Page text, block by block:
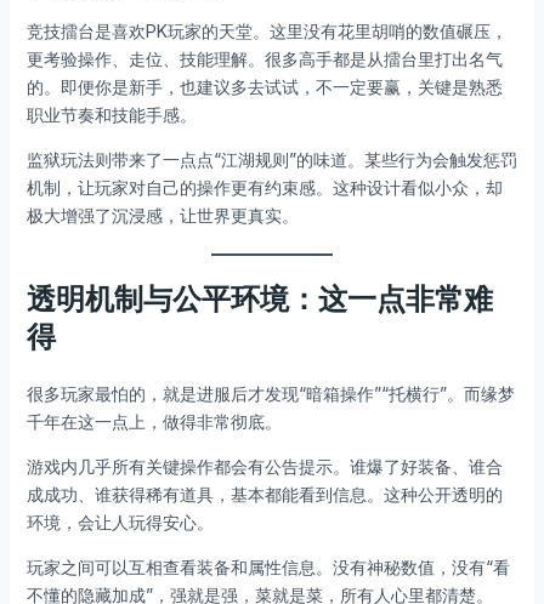
竞技擂台是喜欢PK玩家的天堂。这里没有花里胡哨的数值碾压，
更考验操作、走位、技能理解。很多高手都是从擂台里打出名气
的。即便你是新手，也建议多去试试，不一定要赢，关键是熟悉
职业节奏和技能手感。
监狱玩法则带来了一点点“江湖规则”的味道。某些行为会触发惩罚
机制，让玩家对自己的操作更有约束感。这种设计看似小众，却
极大增强了沉浸感，让世界更真实。
透明机制与公平环境：这一点非常难
得
很多玩家最怕的，就是进服后才发现“暗箱操作”“托横行”。而缘梦
千年在这一点上，做得非常彻底。
游戏内几乎所有关键操作都会有公告提示。谁爆了好装备、谁合
成成功、谁获得稀有道具，基本都能看到信息。这种公开透明的
环境，会让人玩得安心。
玩家之间可以互相查看装备和属性信息。没有神秘数值，没有“看
不懂的隐藏加成”，强就是强，菜就是菜，所有人心里都清楚。